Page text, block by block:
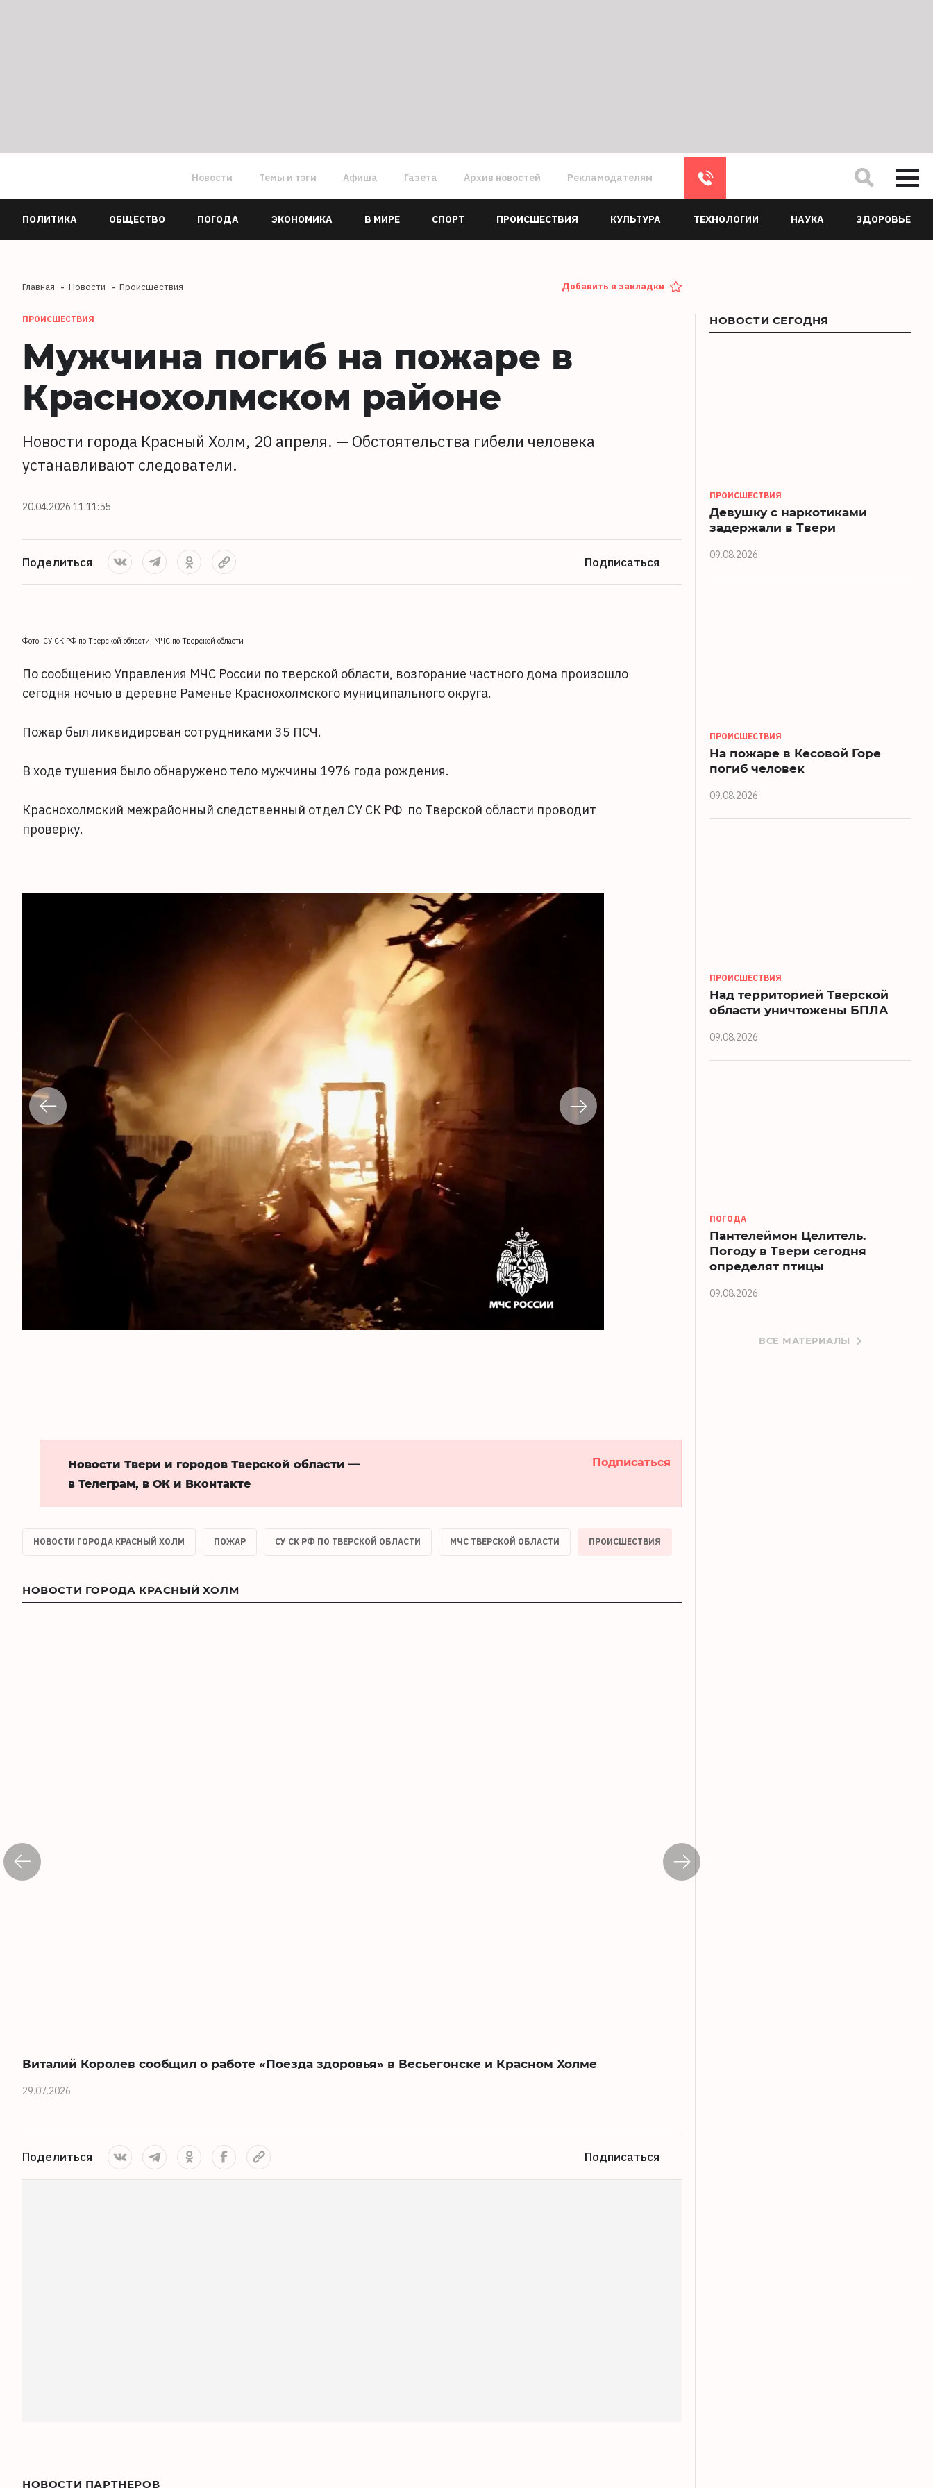
Новости Темы и тэги Афиша Газета Архив новостей Рекламодателям
ПОЛИТИКА ОБЩЕСТВО ПОГОДА ЭКОНОМИКА В МИРЕ СПОРТ ПРОИСШЕСТВИЯ КУЛЬТУРА ТЕХНОЛОГИИ НАУКА ЗДОРОВЬЕ
Главная Новости Происшествия Добавить в закладки
ПРОИСШЕСТВИЯ
Мужчина погиб на пожаре в
Краснохолмском районе
Новости города Красный Холм, 20 апреля. — Обстоятельства гибели человека
устанавливают следователи.
20.04.2026 11:11:55
Поделиться Подписаться
Фото: СУ СК РФ по Тверской области, МЧС по Тверской области
По сообщению Управления МЧС России по тверской области, возгорание частного дома произошло
сегодня ночью в деревне Раменье Краснохолмского муниципального округа.
Пожар был ликвидирован сотрудниками 35 ПСЧ.
В ходе тушения было обнаружено тело мужчины 1976 года рождения.
Краснохолмский межрайонный следственный отдел СУ СК РФ по Тверской области проводит
проверку.
Новости Твери и городов Тверской области —
в Телеграм, в ОК и Вконтакте
Подписаться
НОВОСТИ ГОРОДА КРАСНЫЙ ХОЛМ ПОЖАР СУ СК РФ ПО ТВЕРСКОЙ ОБЛАСТИ МЧС ТВЕРСКОЙ ОБЛАСТИ ПРОИСШЕСТВИЯ
НОВОСТИ ГОРОДА КРАСНЫЙ ХОЛМ
Виталий Королев сообщил о работе «Поезда здоровья» в Весьегонске и Красном Холме
29.07.2026
Поделиться Подписаться
НОВОСТИ ПАРТНЕРОВ
НОВОСТИ СЕГОДНЯ
ПРОИСШЕСТВИЯ
Девушку с наркотиками
задержали в Твери
09.08.2026
ПРОИСШЕСТВИЯ
На пожаре в Кесовой Горе
погиб человек
09.08.2026
ПРОИСШЕСТВИЯ
Над территорией Тверской
области уничтожены БПЛА
09.08.2026
ПОГОДА
Пантелеймон Целитель.
Погоду в Твери сегодня
определят птицы
09.08.2026
ВСЕ МАТЕРИАЛЫ